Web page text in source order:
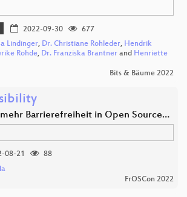
2022-09-30
677
Lindinger, Dr. Christiane Rohleder, Hendrik
Rohde, Dr. Franziska Brantner and Henriette
Bits & Bäume 2022
Barrierefreiheit in Open Source…
08-21
88
FrOSCon 2022